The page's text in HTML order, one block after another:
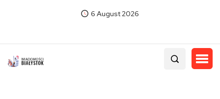
6 August 2026